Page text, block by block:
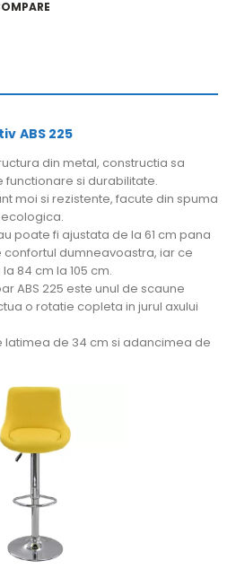
ABS 225
din metal, constructia sa
functionare si durabilitate.
moi si rezistente, facute din spuma
poate fi ajustata de la 61 cm pana
confortul dumneavoastra, iar ce
84 cm la 105 cm.
ABS 225 este unul de scaune
o rotatie copleta in jurul axului
latimea de 34 cm si adancimea de